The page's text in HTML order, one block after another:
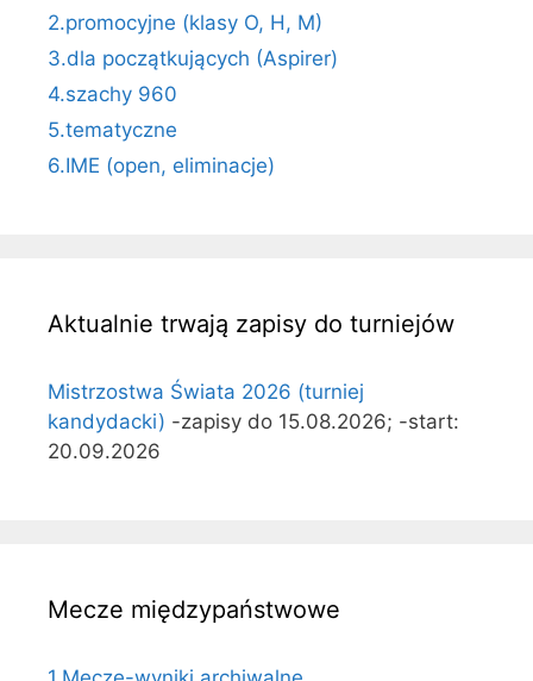
2.promocyjne (klasy O, H, M)
3.dla początkujących (Aspirer)
4.szachy 960
5.tematyczne
6.IME (open, eliminacje)
Aktualnie trwają zapisy do turniejów
Mistrzostwa Świata 2026 (turniej
kandydacki) -zapisy do 15.08.2026; -start:
20.09.2026
Mecze międzypaństwowe